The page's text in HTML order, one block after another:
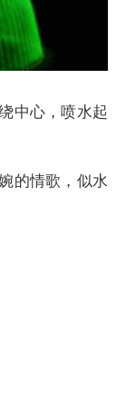
中心，喷水起
的情歌，似水